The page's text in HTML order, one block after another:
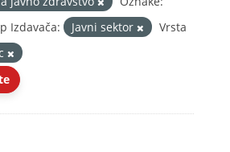
Izdavača: Javni sektor
Vrsta